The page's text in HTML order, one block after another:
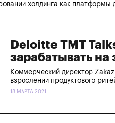
холдинга как платформы
Deloitte TMT
зарабатывать на
Коммерческий директор
взрослении продуктового
18 МАРТА 2021